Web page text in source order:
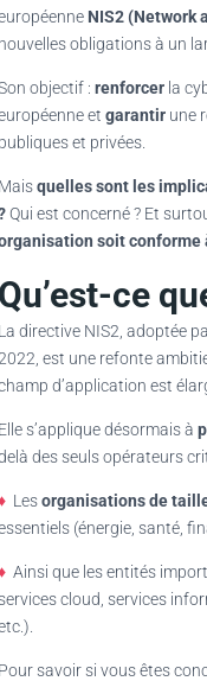
NIS2 (Network
obligations à un
objectif : renforcer la
et garantir une
et privées.
quelles sont les
Qui est concerné ? Et
soit
ce
directive NIS2, adoptée
est une refonte
d’application est
s’applique désormais à
des seuls opérateurs
Lesorganisations de
(énergie, santé,
Ainsi que les entités
cloud, services
savoir si vous êtes